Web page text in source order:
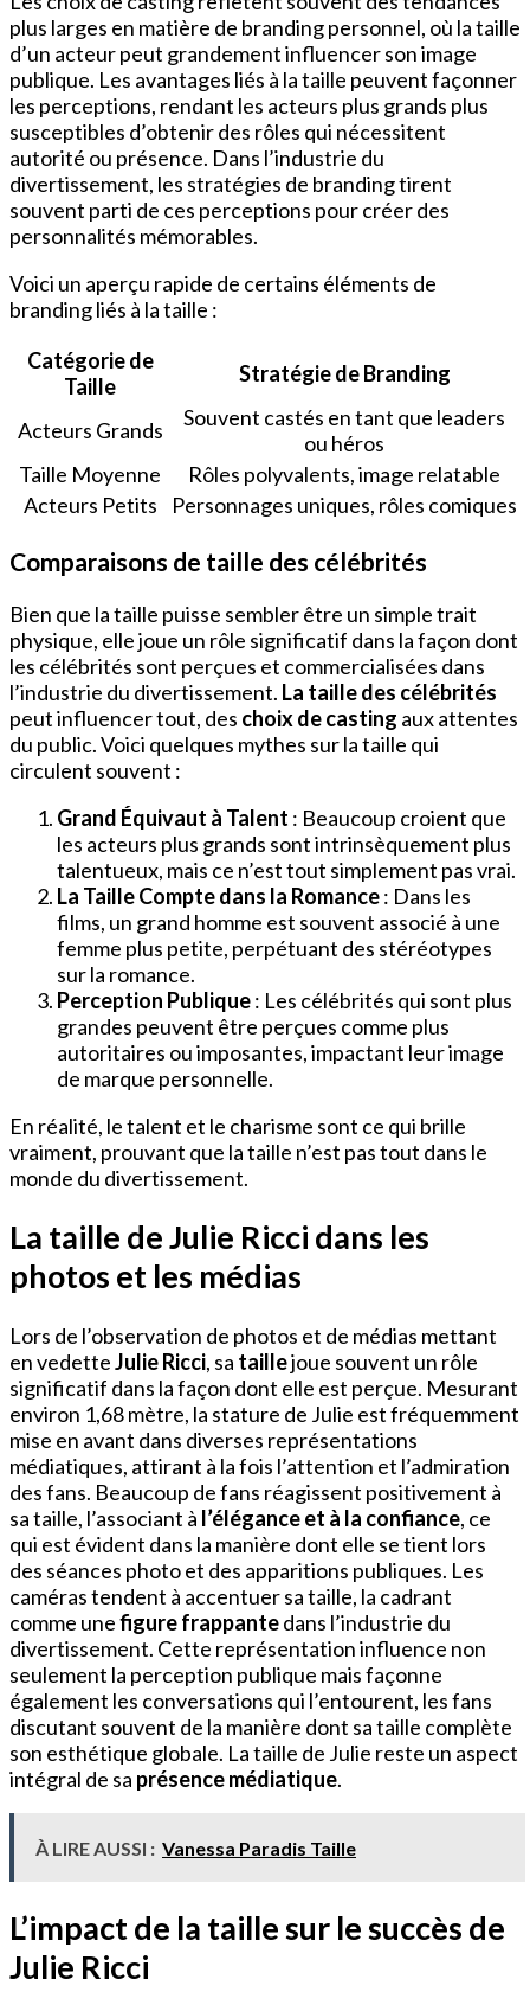
plus larges en matière de branding personnel, où la taille
d’un acteur peut grandement influencer son image
publique. Les avantages liés à la taille peuvent façonner
les perceptions, rendant les acteurs plus grands plus
susceptibles d’obtenir des rôles qui nécessitent
autorité ou présence. Dans l’industrie du
divertissement, les stratégies de branding tirent
souvent parti de ces perceptions pour créer des
personnalités mémorables.
Voici un aperçu rapide de certains éléments de
branding liés à la taille :
Catégorie de
Taille
Stratégie de Branding
Acteurs Grands
Souvent castés en tant que leaders
ou héros
Taille Moyenne
Rôles polyvalents, image relatable
Acteurs Petits
Personnages uniques, rôles comiques
Comparaisons de taille des célébrités
Bien que la taille puisse sembler être un simple trait
physique, elle joue un rôle significatif dans la façon dont
les célébrités sont perçues et commercialisées dans
l’industrie du divertissement. La taille des célébrités
peut influencer tout, des choix de casting aux attentes
du public. Voici quelques mythes sur la taille qui
circulent souvent :
Grand Équivaut à Talent : Beaucoup croient que
les acteurs plus grands sont intrinsèquement plus
talentueux, mais ce n’est tout simplement pas vrai.
La Taille Compte dans la Romance: Dans les
films, un grand homme est souvent associé à une
femme plus petite, perpétuant des stéréotypes
sur la romance.
Perception Publique: Les célébrités qui sont plus
grandes peuvent être perçues comme plus
autoritaires ou imposantes, impactant leur image
de marque personnelle.
En réalité, le talent et le charisme sont ce qui brille
vraiment, prouvant que la taille n’est pas tout dans le
monde du divertissement.
La taille de Julie Ricci dans les
photos et les médias
Lors de l’observation de photos et de médias mettant
en vedetteJulie Ricci, sa taillejoue souvent un rôle
significatif dans la façon dont elle est perçue. Mesurant
environ 1,68 mètre, la stature de Julie est fréquemment
mise en avant dans diverses représentations
médiatiques, attirant à la fois l’attention et l’admiration
des fans. Beaucoup de fans réagissent positivement à
sa taille, l’associant à l’élégance et à la confiance, ce
qui est évident dans la manière dont elle se tient lors
des séances photo et des apparitions publiques. Les
caméras tendent à accentuer sa taille, la cadrant
comme unefigure frappantedans l’industrie du
divertissement. Cette représentation influence non
seulement la perception publique mais façonne
également les conversations qui l’entourent, les fans
discutant souvent de la manière dont sa taille complète
son esthétique globale. La taille de Julie reste un aspect
intégral de sa présence médiatique.
À LIRE AUSSI : Vanessa Paradis Taille
L’impact de la taille sur le succès de
Julie Ricci